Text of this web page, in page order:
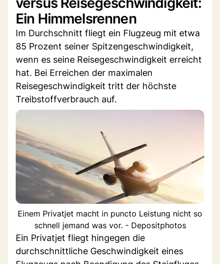
Ein Himmelsrennen
Im Durchschnitt fliegt ein Flugzeug mit etwa
85 Prozent seiner Spitzengeschwindigkeit,
wenn es seine Reisegeschwindigkeit erreicht
hat. Bei Erreichen der maximalen
Reisegeschwindigkeit tritt der höchste
Treibstoffverbrauch auf.
Einem Privatjet macht in puncto Leistung nicht so
schnell jemand was vor. - Depositphotos
Ein Privatjet fliegt hingegen die
durchschnittliche Geschwindigkeit eines